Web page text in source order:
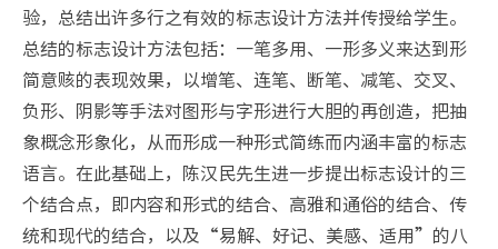
验，总结出许多行之有效的标志设计方法并传授给学生。
总结的标志设计方法包括：一笔多用、一形多义来达到形
简意赅的表现效果，以增笔、连笔、断笔、减笔、交叉、
负形、阴影等手法对图形与字形进行大胆的再创造，把抽
象概念形象化，从而形成一种形式简练而内涵丰富的标志
语言。在此基础上，陈汉民先生进一步提出标志设计的三
个结合点，即内容和形式的结合、高雅和通俗的结合、传
统和现代的结合，以及“易解、好记、美感、适用”的八